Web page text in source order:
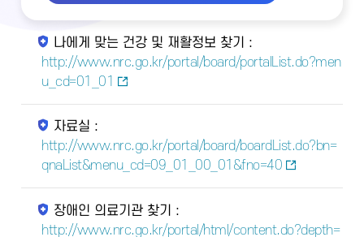
나에게 맞는 건강 및 재활정보 찾기 :
http://www.nrc.go.kr/portal/board/portalList.do?men
u_cd=01_01
자료실 :
http://www.nrc.go.kr/portal/board/boardList.do?bn=
qnaList&menu_cd=09_01_00_01&fno=40
장애인 의료기관 찾기 :
http://www.nrc.go.kr/portal/html/content.do?depth=